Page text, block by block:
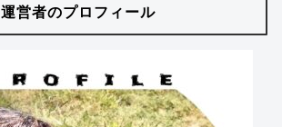
運営者のプロフィール